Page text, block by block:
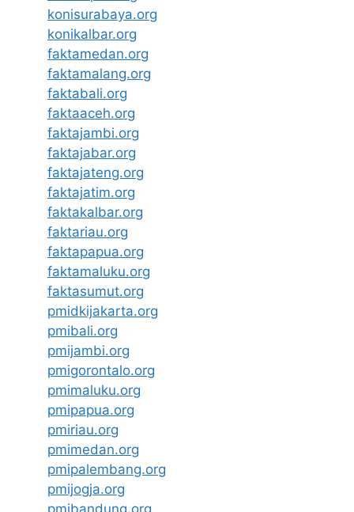
konisurabaya.org
konikalbar.org
faktamedan.org
faktamalang.org
faktabali.org
faktaaceh.org
faktajambi.org
faktajabar.org
faktajateng.org
faktajatim.org
faktakalbar.org
faktariau.org
faktapapua.org
faktamaluku.org
faktasumut.org
pmidkijakarta.org
pmibali.org
pmijambi.org
pmigorontalo.org
pmimaluku.org
pmipapua.org
pmiriau.org
pmimedan.org
pmipalembang.org
pmijogja.org
pmibandung.org